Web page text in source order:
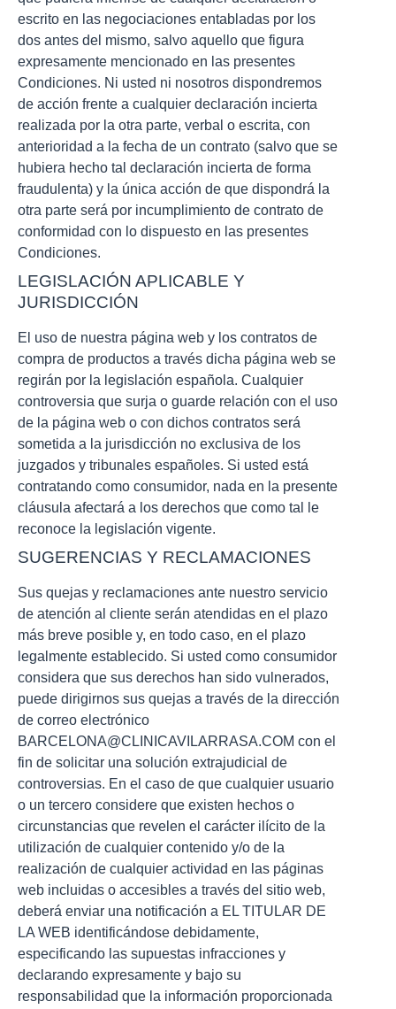
escrito en las negociaciones entabladas por los
dos antes del mismo, salvo aquello que figura
expresamente mencionado en las presentes
Condiciones. Ni usted ni nosotros dispondremos
de acción frente a cualquier declaración incierta
realizada por la otra parte, verbal o escrita, con
anterioridad a la fecha de un contrato (salvo que se
hubiera hecho tal declaración incierta de forma
fraudulenta) y la única acción de que dispondrá la
otra parte será por incumplimiento de contrato de
conformidad con lo dispuesto en las presentes
Condiciones.
LEGISLACIÓN APLICABLE Y
JURISDICCIÓN
El uso de nuestra página web y los contratos de
compra de productos a través dicha página web se
regirán por la legislación española. Cualquier
controversia que surja o guarde relación con el uso
de la página web o con dichos contratos será
sometida a la jurisdicción no exclusiva de los
juzgados y tribunales españoles. Si usted está
contratando como consumidor, nada en la presente
cláusula afectará a los derechos que como tal le
reconoce la legislación vigente.
SUGERENCIAS Y RECLAMACIONES
Sus quejas y reclamaciones ante nuestro servicio
de atención al cliente serán atendidas en el plazo
más breve posible y, en todo caso, en el plazo
legalmente establecido. Si usted como consumidor
considera que sus derechos han sido vulnerados,
puede dirigirnos sus quejas a través de la dirección
de correo electrónico
BARCELONA@CLINICAVILARRASA.COM con el
fin de solicitar una solución extrajudicial de
controversias. En el caso de que cualquier usuario
o un tercero considere que existen hechos o
circunstancias que revelen el carácter ilícito de la
utilización de cualquier contenido y/o de la
realización de cualquier actividad en las páginas
web incluidas o accesibles a través del sitio web,
deberá enviar una notificación a EL TITULAR DE
LA WEB identificándose debidamente,
especificando las supuestas infracciones y
declarando expresamente y bajo su
responsabilidad que la información proporcionada